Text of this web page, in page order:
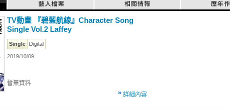
藝人檔案 相關情報 歷年
TV動畫 『碧藍航線』Character Song
Single Vol.2 Laffey
Single Digital
2019/10/09
暫無資料
詳細內容